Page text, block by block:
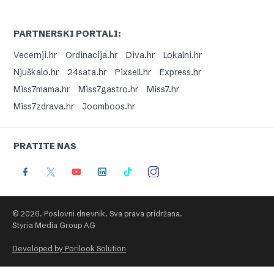
PARTNERSKI PORTALI:
Vecernji.hr
Ordinacija.hr Diva.hr
Lokalni.hr
Njuškalo.hr
24sata.hr Pixsell.hr
Express.hr
Miss7mama.hr
Miss7gastro.hr
Miss7.hr
Miss7zdrava.hr
Joomboos.hr
PRATITE NAS
© 2026. Poslovni dnevnik. Sva prava pridržana.
Styria Media Group AG
Developed by Porilook Solution